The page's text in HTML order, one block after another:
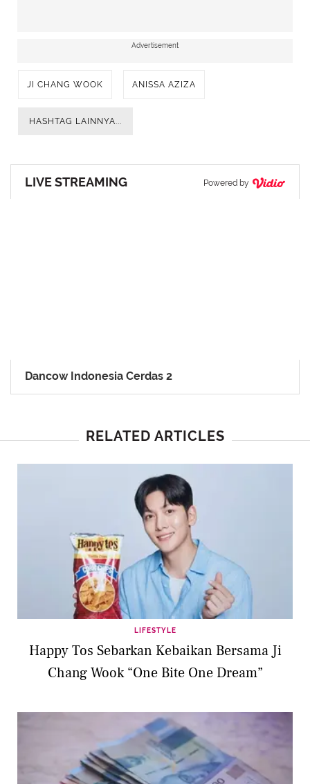
Advertisement
JI CHANG WOOK ANISSA AZIZA
HASHTAG LAINNYA...
LIVE STREAMING Powered by
Dancow Indonesia Cerdas 2
RELATED ARTICLES
LIFESTYLE
Happy Tos Sebarkan Kebaikan Bersama Ji
Chang Wook “One Bite One Dream”